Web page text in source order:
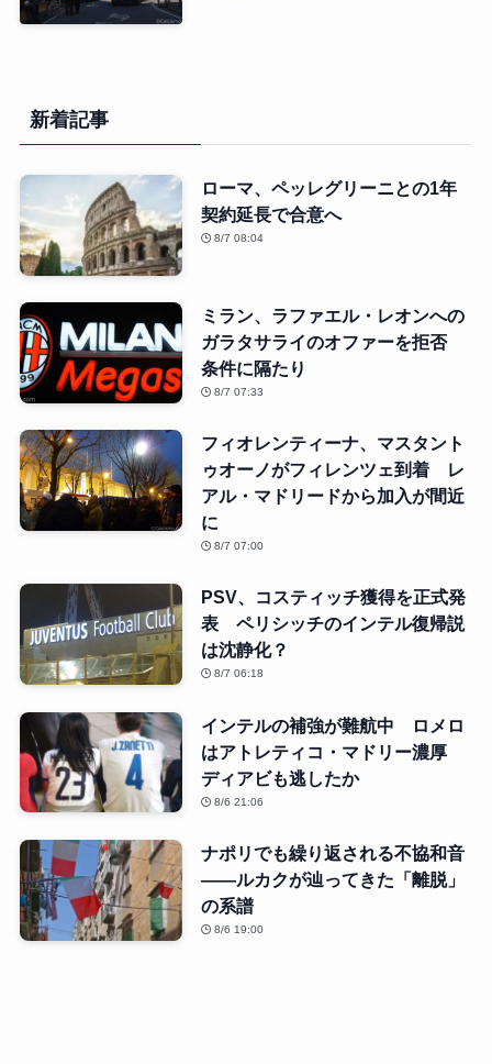
新着記事
ローマ、ペッレグリーニとの1年
契約延長で合意へ
8/7 08:04
ミラン、ラファエル・レオンへの
ガラタサライのオファーを拒否
条件に隔たり
8/7 07:33
フィオレンティーナ、マスタント
ゥオーノがフィレンツェ到着 レ
アル・マドリードから加入が間近
に
8/7 07:00
PSV、コスティッチ獲得を正式発
表 ペリシッチのインテル復帰説
は沈静化？
8/7 06:18
インテルの補強が難航中 ロメロ
はアトレティコ・マドリー濃厚
ディアビも逃したか
8/6 21:06
ナポリでも繰り返される不協和音
――ルカクが辿ってきた「離脱」
の系譜
8/6 19:00